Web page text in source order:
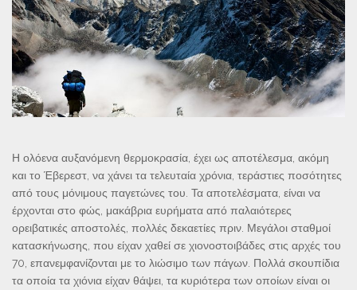
Η ολόενα αυξανόμενη θερμοκρασία, έχει ως αποτέλεσμα, ακόμη
και το Έβερεστ, να χάνει τα τελευταία χρόνια, τεράστιες ποσότητες
από τους μόνιμους παγετώνες του. Τα αποτελέσματα, είναι να
έρχονται στο φώς, μακάβρια ευρήματα από παλαιότερες
ορειβατικές αποστολές, πολλές δεκαετίες πριν. Μεγάλοι σταθμοί
κατασκήνωσης, που είχαν χαθεί σε χιονοστοιβάδες στις αρχές του
70, επανεμφανίζονται με το λιώσιμο των πάγων. Πολλά σκουπίδια
τα οποία τα χιόνια είχαν θάψει, τα κυριότερα των οποίων είναι οι